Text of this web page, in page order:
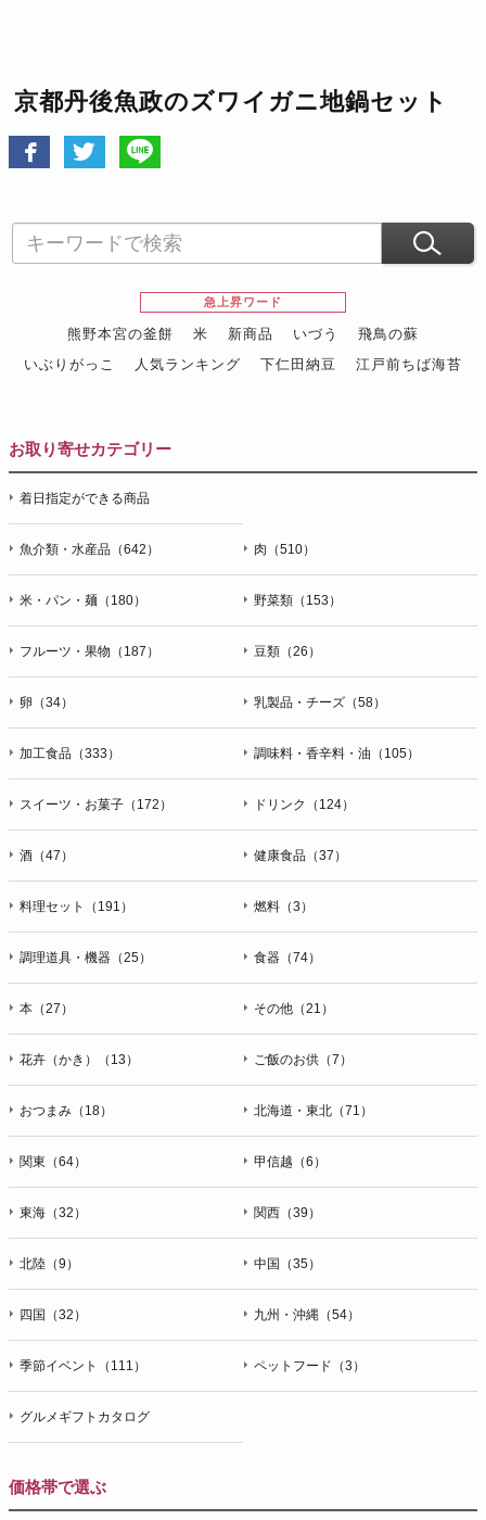
京都丹後魚政のズワイガニ地鍋セット
急上昇ワード
熊野本宮の釜餅 米 新商品 いづう
飛鳥の蘇
いぶりがっこ
人気ランキング 下仁田納豆
江戸前ちば海苔
お取り寄せカテゴリー
着日指定ができる商品
魚介類・水産品（642） 肉（510）
米・パン・麺（180） 野菜類（153）
フルーツ・果物（187） 豆類（26）
卵（34） 乳製品・チーズ（58）
加工食品（333） 調味料・香辛料・油（105）
スイーツ・お菓子（172） ドリンク（124）
酒（47） 健康食品（37）
料理セット（191） 燃料（3）
調理道具・機器（25） 食器（74）
本（27） その他（21）
花卉（かき）（13） ご飯のお供（7）
おつまみ（18） 北海道・東北（71）
関東（64） 甲信越（6）
東海（32） 関西（39）
北陸（9） 中国（35）
四国（32） 九州・沖縄（54）
季節イベント（111） ペットフード（3）
グルメギフトカタログ
価格帯で選ぶ